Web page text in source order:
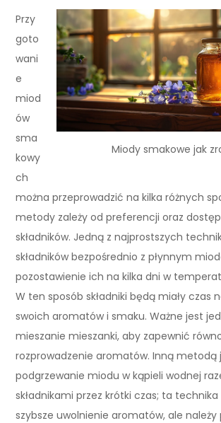
Miody smakowe jak
Przy
goto
wani
e
miod
ów
sma
kowy
ch
można przeprowadzić na kilka różnych
metody zależy od preferencji oraz
składników. Jedną z najprostszych
składników bezpośrednio z płynnym
pozostawienie ich na kilka dni w
W ten sposób składniki będą miały czas
swoich aromatów i smaku. Ważne jest
mieszanie mieszanki, aby zapewnić
rozprowadzenie aromatów. Inną metodą
podgrzewanie miodu w kąpieli wodnej
składnikami przez krótki czas; ta
szybsze uwolnienie aromatów, ale